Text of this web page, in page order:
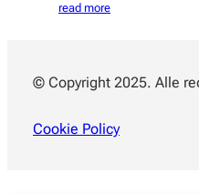
read more
© Copyright 2025. Alle
Cookie Policy